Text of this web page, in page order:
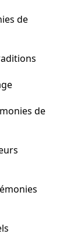
de
de